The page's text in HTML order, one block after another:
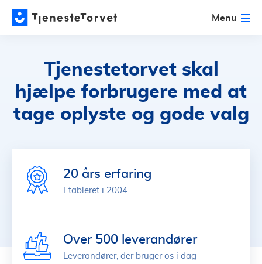
Menu
Tjenestetorvet skal
hjælpe forbrugere med at
tage oplyste og gode valg
20 års erfaring
Etableret i 2004
Over 500 leverandører
Leverandører, der bruger os i dag